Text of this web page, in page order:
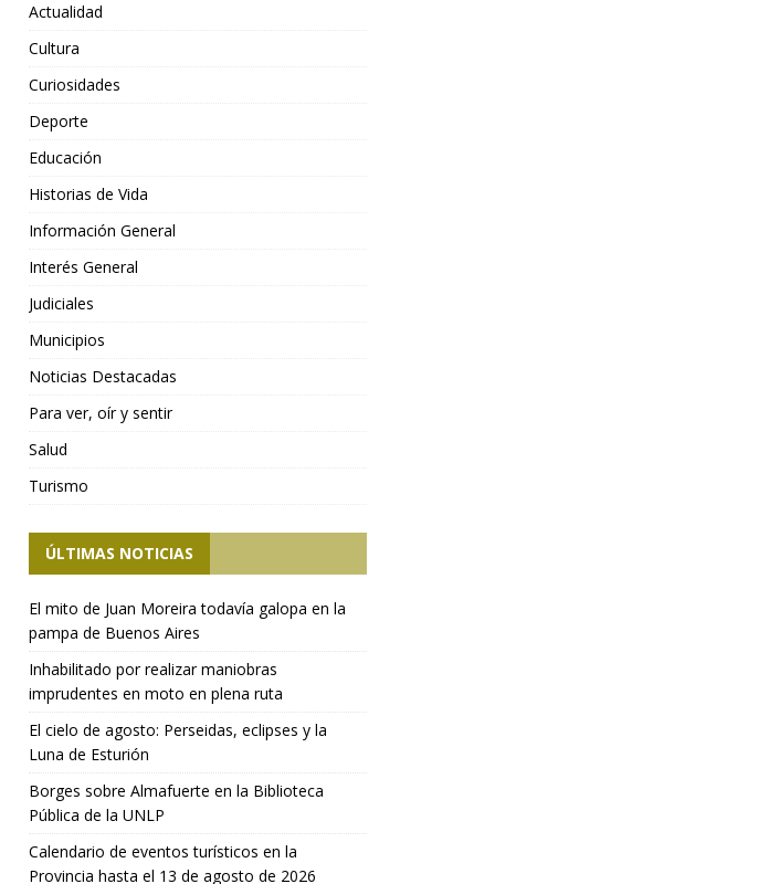
Actualidad
Cultura
Curiosidades
Deporte
Educación
Historias de Vida
Información General
Interés General
Judiciales
Municipios
Noticias Destacadas
Para ver, oír y sentir
Salud
Turismo
ÚLTIMAS NOTICIAS
El mito de Juan Moreira todavía galopa en la
pampa de Buenos Aires
Inhabilitado por realizar maniobras
imprudentes en moto en plena ruta
El cielo de agosto: Perseidas, eclipses y la
Luna de Esturión
Borges sobre Almafuerte en la Biblioteca
Pública de la UNLP
Calendario de eventos turísticos en la
Provincia hasta el 13 de agosto de 2026